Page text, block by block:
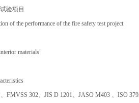
验项目
of the performance of the fire safety test project
materials"
FMVSS 302、JIS D 1201、JASO M403 、ISO